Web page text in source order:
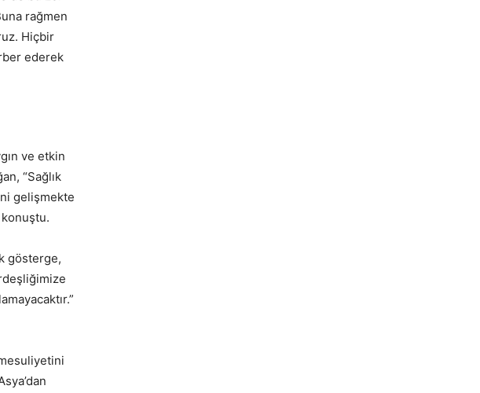
rağmen
Hiçbir
ederek
ve etkin
“Sağlık
gelişmekte
gösterge,